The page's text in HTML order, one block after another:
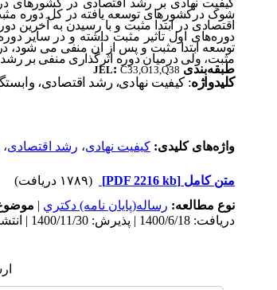
کیفیت نهادی بر رشد اقتصادی در کشورهای
شوک درکشورهای توسعه یافته در کل دوره
اقتصادی در ابتدا مثبت و با رسیدن به آخرین
دوره‌های اول تاثیر مثبت داشته و در سایر
توسعه ابتدا مثبت و پس از آن منفی می شود،
مثبت، ولی درمیان دوره اثرگذاری منفی بر رشد
طبقهبندی JEL: C33,O13,Q38
کلیدواژه: کیفیت نهادی، رشد اقتصادی،
واژه‌های کلیدی: کیفیت نهادی، رشد اقتصادی،
متن کامل [PDF 2216 kb]
(۱۷۸۹ دریافت)
نوع مطالعه: رساله(پايان نامه) دكتري |
دریافت: 1400/6/18 | پذیرش: 1400/11/30 | انتشار: 1401/3/10 | انتشار الکترونیک: 1401/3/10